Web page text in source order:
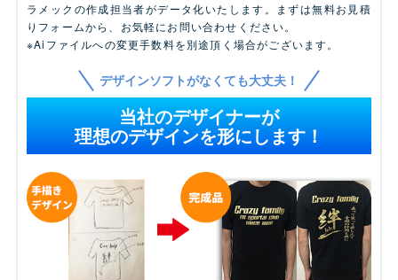
ラメックの作成担当者がデータ化いたします。まずは無料お見積
りフォームから、お気軽にお問い合わせください。
※Aiファイルへの変更手数料を別途頂く場合がございます。
デザインソフトがなくても大丈夫！
当社のデザイナーが
理想のデザインを形にします！